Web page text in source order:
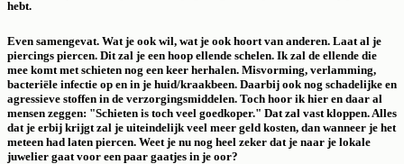
hebt.
Even samengevat. Wat je ook wil, wat je ook hoort van anderen. Laat al je
piercings piercen. Dit zal je een hoop ellende schelen. Ik zal de ellende die
mee komt met schieten nog een keer herhalen. Misvorming, verlamming,
bacteriële infectie op en in je huid/kraakbeen. Daarbij ook nog schadelijke en
agressieve stoffen in de verzorgingsmiddelen. Toch hoor ik hier en daar al
mensen zeggen: "Schieten is toch veel goedkoper." Dat zal vast kloppen. Alles
dat je erbij krijgt zal je uiteindelijk veel meer geld kosten, dan wanneer je het
meteen had laten piercen. Weet je nu nog heel zeker dat je naar je lokale
juwelier gaat voor een paar gaatjes in je oor?